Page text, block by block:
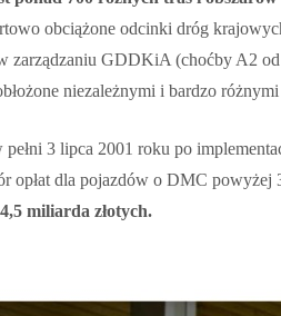
obciążone odcinki dróg
zarządzaniu GDDKiA (choćby A2
niezależnymi i bardzo
pełni 3 lipca 2001 roku po
opłat dla pojazdów o DMC powyżej
miliarda złotych.